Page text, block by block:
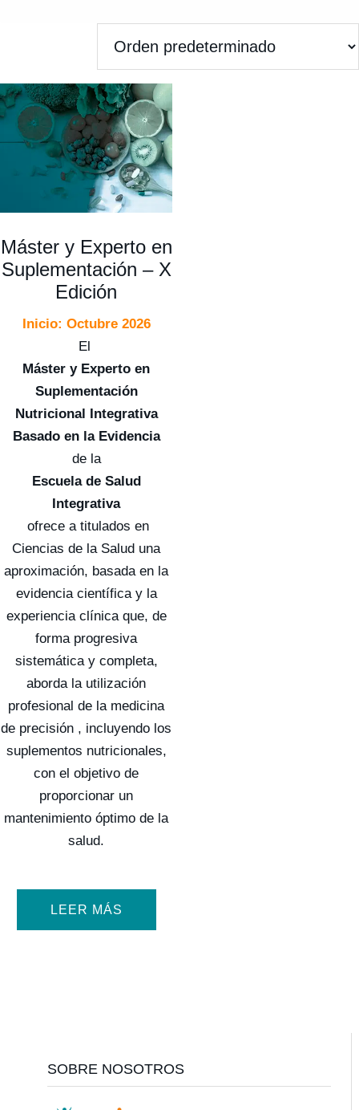
Pagos
Promociones Sintergética
Máster y Experto en
Suplementación – X
Edición
Inicio: Octubre 2026
El
Máster y Experto en
Suplementación
Nutricional Integrativa
Basado en la Evidencia
de la
Escuela de Salud
Integrativa
ofrece a titulados en
Ciencias de la Salud una
aproximación, basada en la
evidencia científica y la
experiencia clínica que, de
forma progresiva
sistemática y completa,
aborda la utilización
profesional de la medicina
de precisión , incluyendo los
suplementos nutricionales,
con el objetivo de
proporcionar un
mantenimiento óptimo de la
salud.
LEER MÁS
SOBRE NOSOTROS